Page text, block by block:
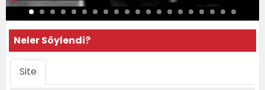
Neler Söylendi?
Site